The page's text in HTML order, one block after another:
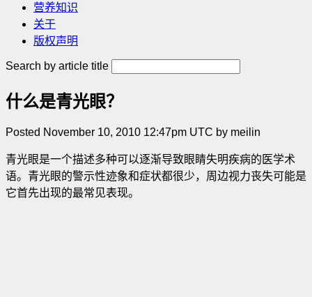
营养知识
关于
版权声明
Search by article title
什么是青光眼？
Posted November 10, 2010 12:47pm UTC by meilin
青光眼是一个描述多种可以逐渐导致眼睛失明疾病的医学术
语。青光眼的警示性迹象和症状都很少，周边视力丧失可能是
它首先出现的最常见表现。